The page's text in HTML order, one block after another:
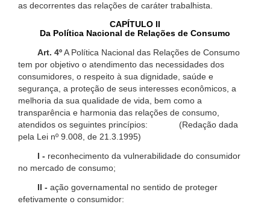
as decorrentes das relações de caráter trabalhista.
CAPÍTULO II
Da Política Nacional de Relações de Consumo
Art. 4ºA Política Nacional das Relações de Consumo
tem por objetivo o atendimento das necessidades dos
consumidores, o respeito à sua dignidade, saúde e
segurança, a proteção de seus interesses econômicos, a
melhoria da sua qualidade de vida, bem como a
transparência e harmonia das relações de consumo,
atendidos os seguintes princípios: (Redação dada
pela Lei nº 9.008, de 21.3.1995)
I - reconhecimento da vulnerabilidade do consumidor
no mercado de consumo;
II - ação governamental no sentido de proteger
efetivamente o consumidor: